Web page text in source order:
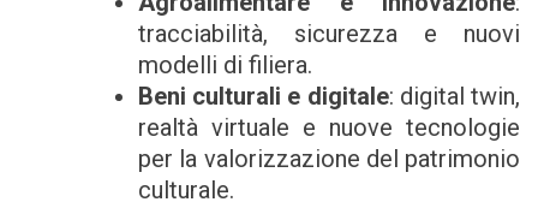
tracciabilità, sicurezza e nuovi
modelli di filiera.
Beni culturali e digitale: digital twin,
realtà virtuale e nuove tecnologie
per la valorizzazione del patrimonio
culturale.